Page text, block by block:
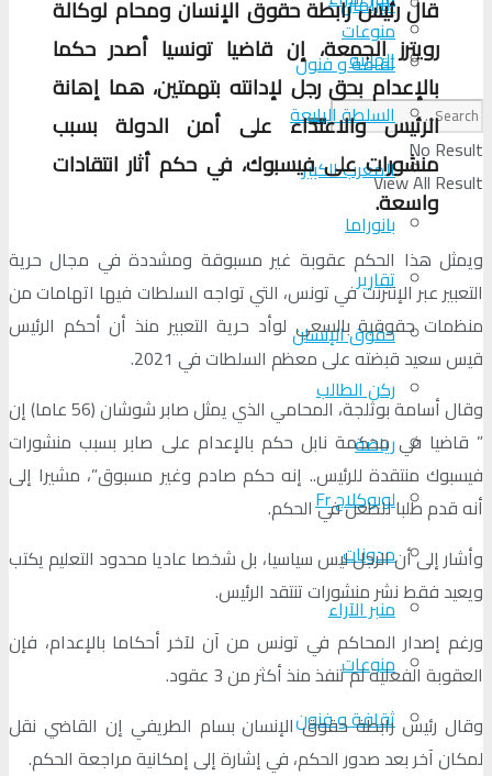
منوعات
ثقافة و فنون
No Result
View All Result
الجالية
السلطة الرابعة
المغرب الكبير
بانوراما
تقارير
حقوق الإنسان
ركن الطالب
رياضة
لوبوكلاج Fr
مدونات
منبر الآراء
منوعات
ثقافة و فنون
قال رئيس رابطة حقوق الإنسان ومحام لوكالة
رويترز الجمعة، إن قاضيا تونسيا أصدر حكما
بالإعدام بحق رجل لإدانته بتهمتين، هما إهانة
الرئيس والاعتداء على أمن الدولة بسبب
منشورات على فيسبوك، في حكم أثار انتقادات
واسعة.
ويمثل هذا الحكم عقوبة غير مسبوقة ومشددة في مجال حرية
التعبير عبر الإنترنت في تونس، التي تواجه السلطات فيها اتهامات من
منظمات حقوقية بالسعي لوأد حرية التعبير منذ أن أحكم الرئيس
قيس سعيد قبضته على معظم السلطات في 2021.
وقال أسامة بوثلجة، المحامي الذي يمثل صابر شوشان (56 عاما) إن
” قاضيا في محكمة نابل حكم بالإعدام على صابر بسبب منشورات
فيسبوك منتقدة للرئيس.. إنه حكم صادم وغير مسبوق”، مشيرا إلى
أنه قدم طلبا للطعن في الحكم.
وأشار إلى أن الرجل ليس سياسيا، بل شخصا عاديا محدود التعليم يكتب
ويعيد فقط نشر منشورات تنتقد الرئيس.
ورغم إصدار المحاكم في تونس من آن لآخر أحكاما بالإعدام، فإن
العقوبة الفعلية لم تنفذ منذ أكثر من 3 عقود.
وقال رئيس رابطة حقوق الإنسان بسام الطريفي إن القاضي نقل
لمكان آخر بعد صدور الحكم، في إشارة إلى إمكانية مراجعة الحكم.